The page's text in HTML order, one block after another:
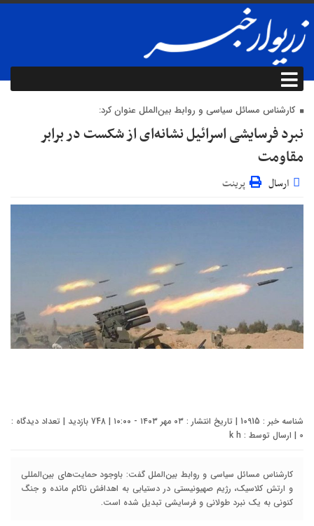
کارشناس مسائل سیاسی و روابط بین‌الملل عنوان کرد:
نبرد فرسایشی اسرائیل نشانه‌ای از شکست در برابر
مقاومت
ارسال پرینت
شناسه خبر : 10915 | تاریخ انتشار : ۰۳ مهر ۱۴۰۳ - ۱۰:۰۰ | 748 بازدید | تعداد دیدگاه :
0 | ارسال توسط : k h
کارشناس مسائل سیاسی و روابط بین‌الملل گفت: باوجود حمایت‌های بین‌المللی
و ارتش کلاسیک، رژیم صهیونیستی در دستیابی به اهدافش ناکام مانده و جنگ
کنونی به یک نبرد طولانی و فرسایشی تبدیل شده است.